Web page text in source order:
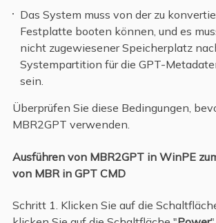
Das System muss von der zu
Festplatte booten können, und es
nicht zugewiesener Speicherplatz
Systempartition für die GPT-
sein.
Überprüfen Sie diese Bedingungen,
MBR2GPT verwenden.
Ausführen von MBR2GPT in WinPE
von MBR in GPT CMD
Schritt 1. Klicken Sie auf die